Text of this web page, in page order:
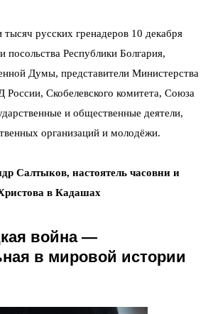
русских гренадеров 10 декабря
посольства Республики Болгария,
Думы, представители Министерства
Скобелевского комитета, Союза
и общественные деятели,
организаций и молодёжи.
Салтыков, настоятель часовни и
в Кадашах
война —
в мировой истории